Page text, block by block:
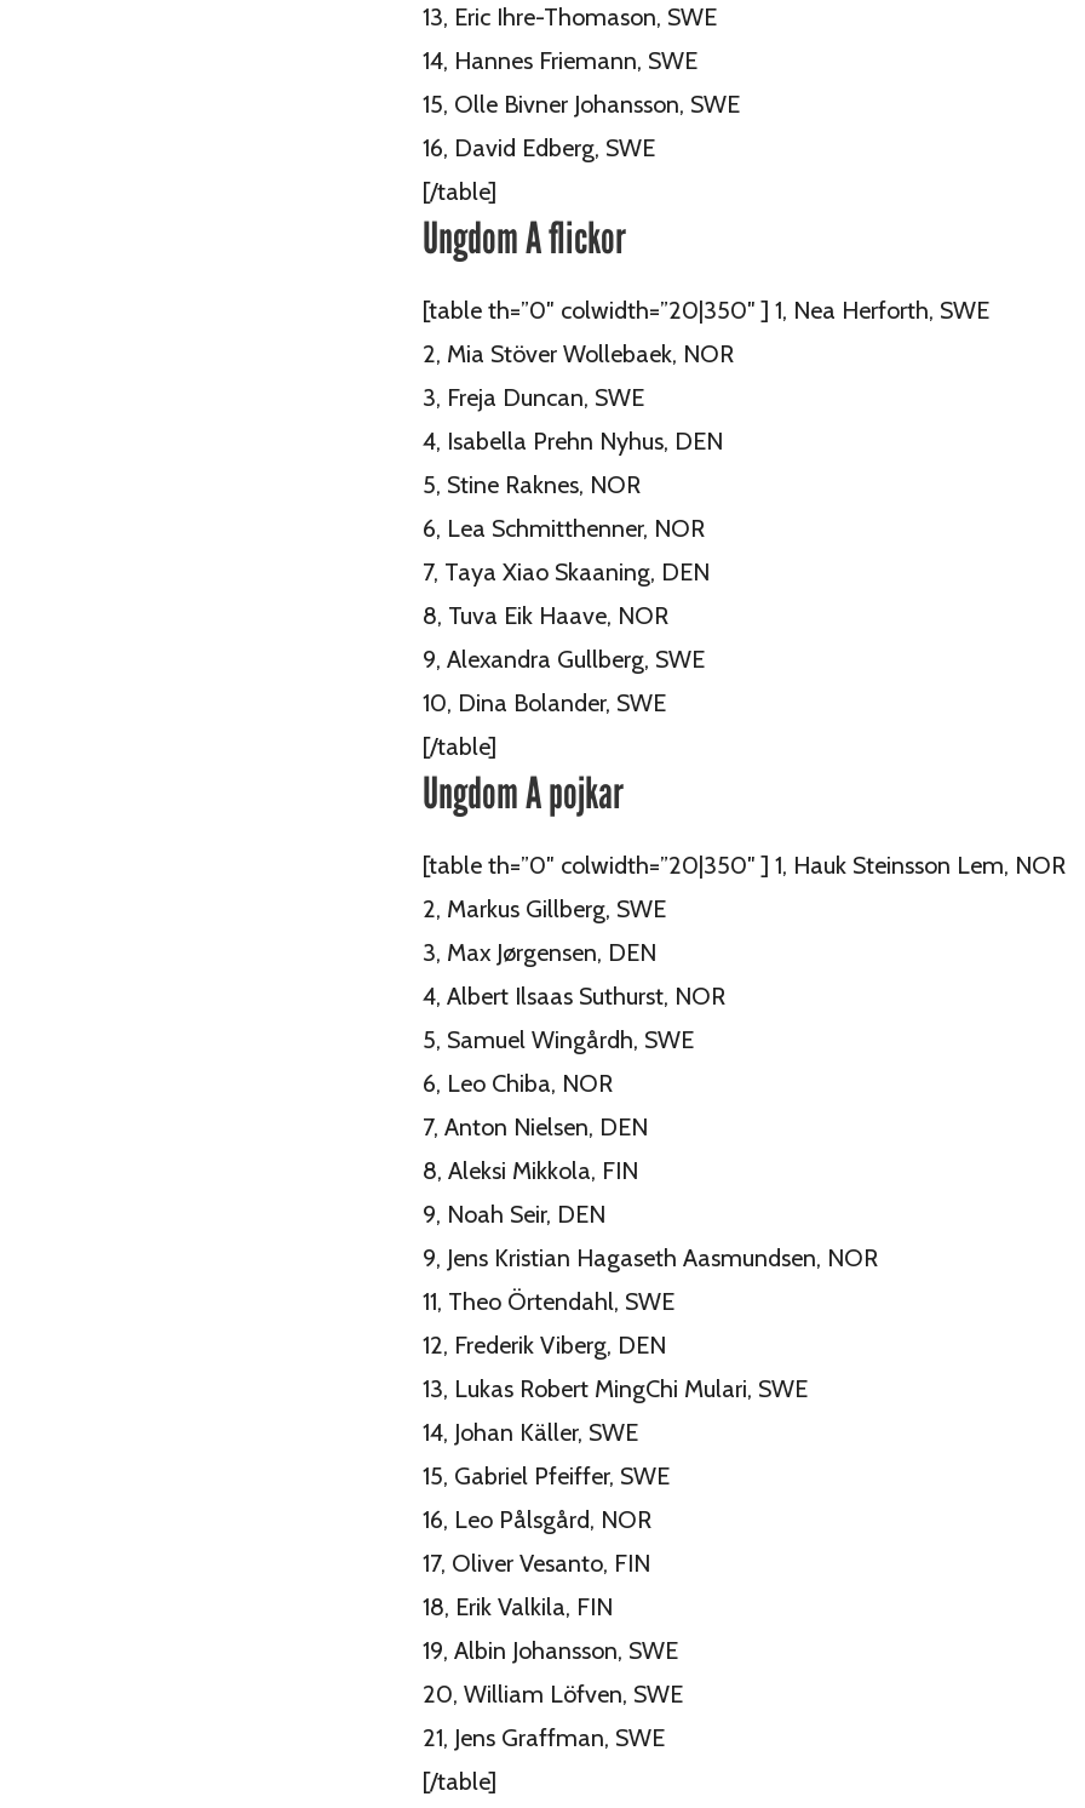
13, Eric Ihre-Thomason, SWE
14, Hannes Friemann, SWE
15, Olle Bivner Johansson, SWE
16, David Edberg, SWE
[/table]
Ungdom A flickor
[table th=”0″ colwidth=”20|350″ ] 1, Nea Herforth, SWE
2, Mia Stöver Wollebaek, NOR
3, Freja Duncan, SWE
4, Isabella Prehn Nyhus, DEN
5, Stine Raknes, NOR
6, Lea Schmitthenner, NOR
7, Taya Xiao Skaaning, DEN
8, Tuva Eik Haave, NOR
9, Alexandra Gullberg, SWE
10, Dina Bolander, SWE
[/table]
Ungdom A pojkar
[table th=”0″ colwidth=”20|350″ ] 1, Hauk Steinsson Lem, NOR
2, Markus Gillberg, SWE
3, Max Jørgensen, DEN
4, Albert Ilsaas Suthurst, NOR
5, Samuel Wingårdh, SWE
6, Leo Chiba, NOR
7, Anton Nielsen, DEN
8, Aleksi Mikkola, FIN
9, Noah Seir, DEN
9, Jens Kristian Hagaseth Aasmundsen, NOR
11, Theo Örtendahl, SWE
12, Frederik Viberg, DEN
13, Lukas Robert MingChi Mulari, SWE
14, Johan Käller, SWE
15, Gabriel Pfeiffer, SWE
16, Leo Pålsgård, NOR
17, Oliver Vesanto, FIN
18, Erik Valkila, FIN
19, Albin Johansson, SWE
20, William Löfven, SWE
21, Jens Graffman, SWE
[/table]